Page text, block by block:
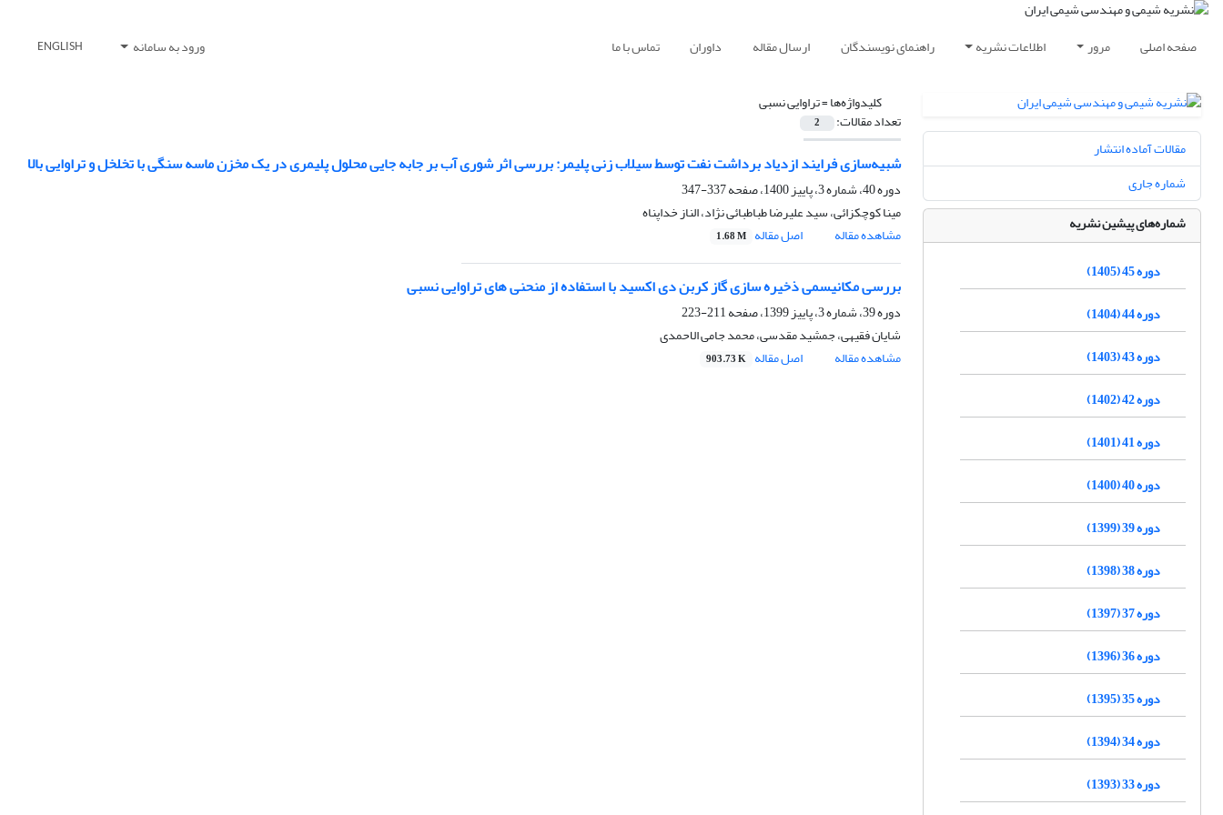
صفحه اصلی مرور اطلاعات نشریه راهنمای نویسندگان ارسال مقاله داوران تماس با ما ورود به سامانه ENGLISH
کلیدواژه‌ها =تراوایی نسبی
تعداد مقالات: 2
شبیه‌سازی فرایند ازدیاد برداشت نفت توسط سیلاب زنی پلیمر: بررسی اثر شوری آب بر جابه جایی محلول پلیمری در یک مخزن ماسه سنگی با تخلخل و تراوایی بالا
دوره 40، شماره 3، پاییز 1400، صفحه
337-347
مینا کوچکزائی، سید علیرضا طباطبائی نژاد، الناز خداپناه
مشاهده مقاله
اصل مقاله 1.68 M
بررسی مکانیسمی ذخیره سازی گاز کربن دی اکسید با استفاده از منحنی های تراوایی نسبی
دوره 39، شماره 3، پاییز 1399، صفحه
211-223
شایان فقیهی، جمشید مقدسی، محمد جامی الاحمدی
مشاهده مقاله
اصل مقاله 903.73 K
مقالات آماده انتشار
شماره جاری
شماره‌های پیشین نشریه
دوره 45 (1405)
دوره 44 (1404)
دوره 43 (1403)
دوره 42 (1402)
دوره 41 (1401)
دوره 40 (1400)
دوره 39 (1399)
دوره 38 (1398)
دوره 37 (1397)
دوره 36 (1396)
دوره 35 (1395)
دوره 34 (1394)
دوره 33 (1393)